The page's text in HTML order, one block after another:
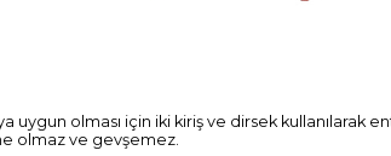
uygun olması için iki kiriş ve dirsek kullanılarak
olmaz ve gevşemez.